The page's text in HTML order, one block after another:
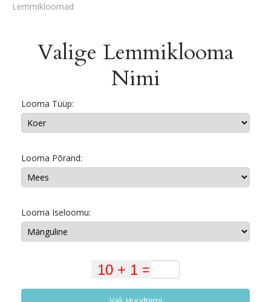
Lemmikloomad
Valige Lemmiklooma
Nimi
Looma Tüüp:
Looma Põrand:
Looma Iseloomu: